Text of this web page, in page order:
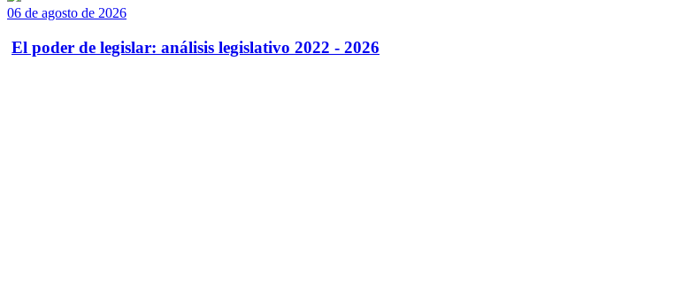
06 de agosto de 2026
El poder de legislar: análisis legislativo 2022 - 2026